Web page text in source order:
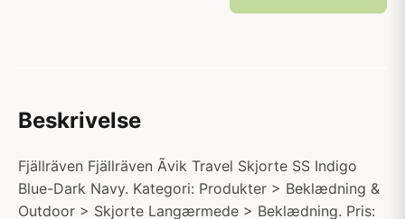
Beskrivelse
Fjällräven Fjällräven Ãvik Travel Skjorte SS Indigo
Blue-Dark Navy. Kategori: Produkter > Beklædning &
Outdoor > Skjorte Langærmede > Beklædning. Pris: